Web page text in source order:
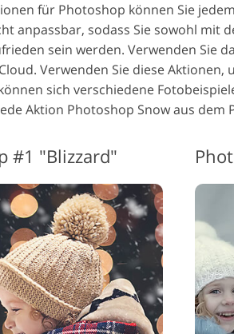
KI-generierte Modelle für
Kleidung
Foto-
Schmuck-Fotobearbeitung KI-
Photoshop-
Überlagerungen
Photoshop-Texturen
Komplette Ps-Aktionen-
Sammlungen
Komplette Ps Overlays
Baby-
für Photoshop können Sie
anpassbar, sodass Sie sowohl mit
sein werden. Verwenden Sie
Verwenden Sie diese
sich verschiedene
Aktion Photoshop Snow aus dem
#1 "Blizzard"